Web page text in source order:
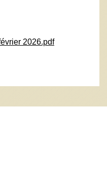
2026.pdf